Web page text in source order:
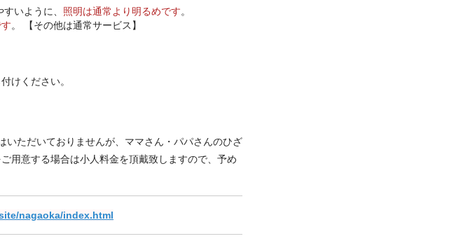
いように、 照明は通常より明るめです。
。 【その他は通常サービス】
けください。
ただいておりませんが、ママさん・パパさんのひざ
用意する場合は小人料金を頂戴致しますので、予め
nagaoka/index.html